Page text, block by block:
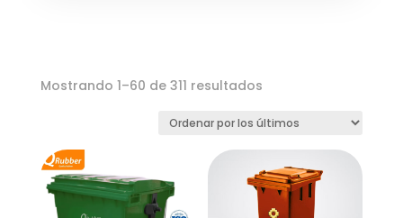
Mostrando 1–60 de 311 resultadosOrdenado